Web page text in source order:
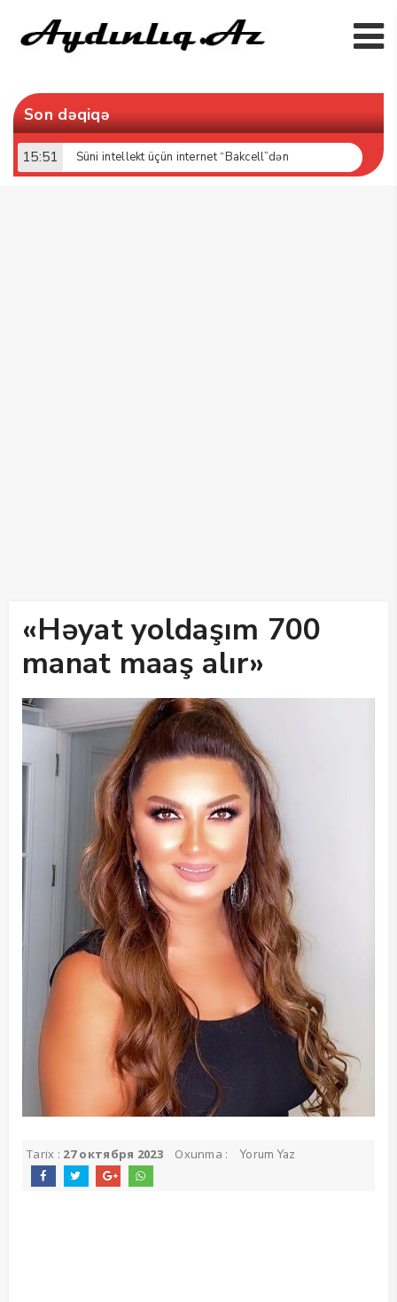
Son dəqiqə
15:51 Süni intellekt üçün internet “Bakcell”dən
«Həyat yoldaşım 700
manat maaş alır»
Tarix : 27 октября 2023 Oxunma : Yorum Yaz